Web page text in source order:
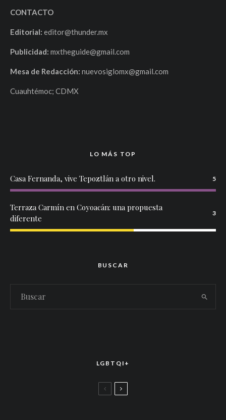
CONTACTO
Editorial: editor@thunder.mx
Publicidad: mxtheguide@gmail.com
Mesa de Redacción: nuevosiglomx@gmail.com
Cuauhtémoc; CDMX
LO MÁS TOP
Casa Fernanda, vive Tepoztlán a otro nivel. 5
Terraza Carmín en Coyoacán: una propuesta
diferente
3
BUSCAR
LGBTQI+